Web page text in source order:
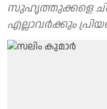
സുഹൃത്തുക്കളെ
എല്ലാവർക്കും